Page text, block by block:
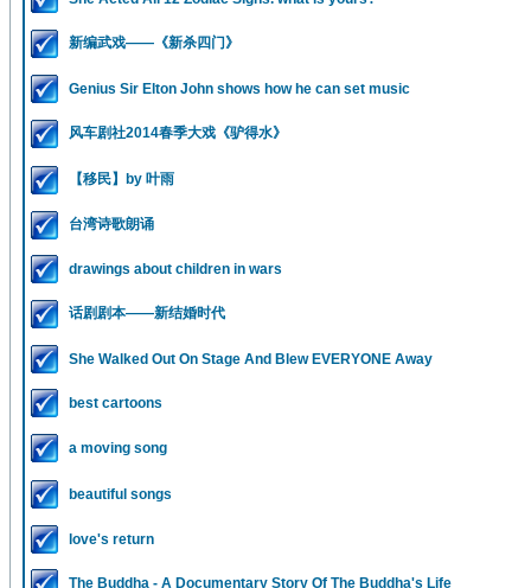
新编武戏——《新杀四门》
Genius Sir Elton John shows how he can set music
风车剧社2014春季大戏《驴得水》
【移民】by 叶雨
台湾诗歌朗诵
drawings about children in wars
话剧剧本——新结婚时代
She Walked Out On Stage And Blew EVERYONE Away
best cartoons
a moving song
beautiful songs
love's return
The Buddha - A Documentary Story Of The Buddha's Life